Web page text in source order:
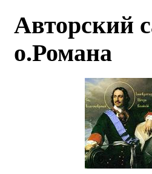
Авторский
о.Романа